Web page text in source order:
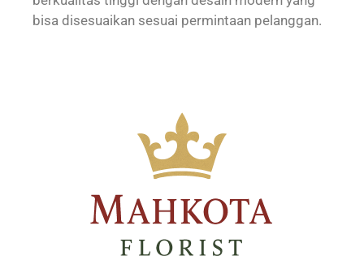
bisa disesuaikan sesuai permintaan pelanggan.